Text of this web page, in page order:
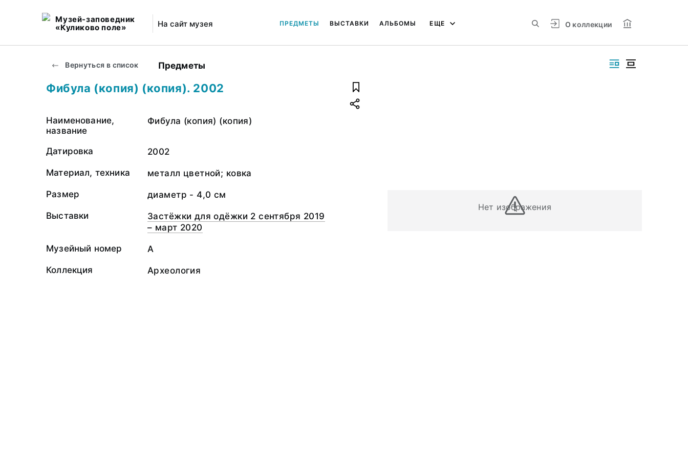
Музей-заповедник
«Куликово поле»
На сайт музея О коллекции
ПРЕДМЕТЫ ВЫСТАВКИ АЛЬБОМЫ ЕЩЕ
Вернуться в список Предметы
Нет изображения
Фибула (копия) (копия). 2002
Наименование,
название
Фибула (копия) (копия)
Датировка 2002
Материал, техника металл цветной; ковка
Размер диаметр - 4,0 см
Выставки
Застёжки для одёжки 2 сентября 2019
– март 2020
Музейный номер А
Коллекция Археология